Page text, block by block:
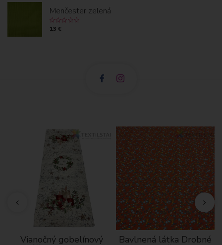
Menčester zelená
13 €
Vianočný gobelínový Bavlnená látka Drobné